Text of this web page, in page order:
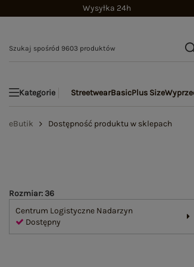
Wysyłka 24h
Kategorie StreetwearBasicPlus Size
eButik Dostępność produktu w sklepach
Rozmiar: 36
Centrum Logistyczne Nadarzyn
Dostępny